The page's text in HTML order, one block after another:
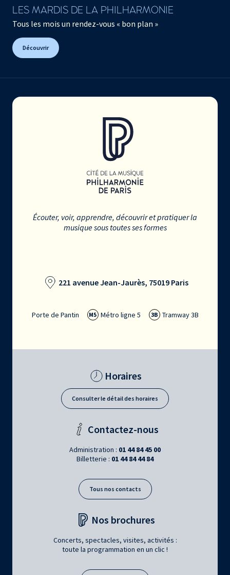
LES MARDIS DE LA PHILHARMONIE
Tous les mois un rendez-vous « bon plan »
Découvrir
Écouter, voir, apprendre, découvrir et pratiquer la
musique sous toutes ses formes
221 avenue Jean-Jaurès, 75019 Paris
Porte de Pantin M5 Métro ligne 5 3B Tramway 3B
Horaires
Consulter le détail des horaires
Contactez-nous
Administration : 01 44 84 45 00
Billetterie : 01 44 84 44 84
Tous nos contacts
Nos brochures
Concerts, spectacles, visites, activités :
toute la programmation en un clic !